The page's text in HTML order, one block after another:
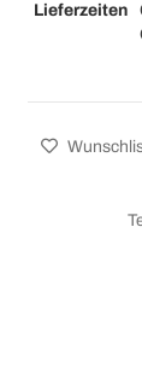
Lieferzeiten